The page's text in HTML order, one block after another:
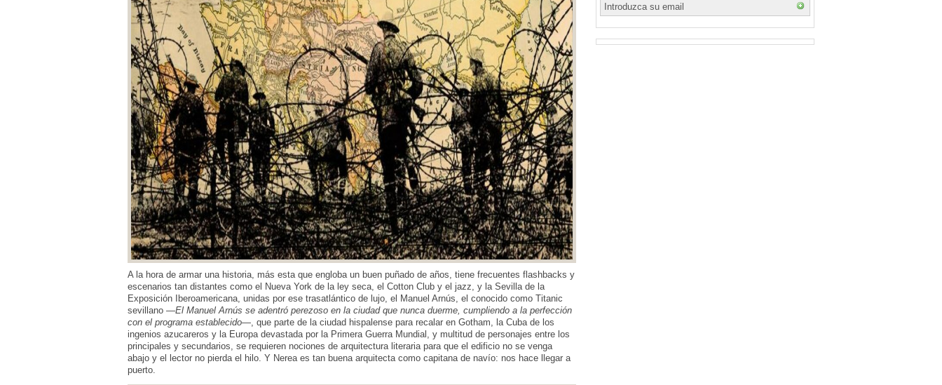
A la hora de armar una historia, más esta que engloba un buen puñado de años, tiene frecuentes flashbacks y
escenarios tan distantes como el Nueva York de la ley seca, el Cotton Club y el jazz, y la Sevilla de la
Exposición Iberoamericana, unidas por ese trasatlántico de lujo, el Manuel Arnús, el conocido como Titanic
sevillano —El Manuel Arnús se adentró perezoso en la ciudad que nunca duerme, cumpliendo a la perfección
con el programa establecido—, que parte de la ciudad hispalense para recalar en Gotham, la Cuba de los
ingenios azucareros y la Europa devastada por la Primera Guerra Mundial, y multitud de personajes entre los
principales y secundarios, se requieren nociones de arquitectura literaria para que el edificio no se venga
abajo y el lector no pierda el hilo. Y Nerea es tan buena arquitecta como capitana de navío: nos hace llegar a
puerto.